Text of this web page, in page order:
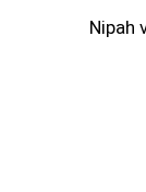
Nipah